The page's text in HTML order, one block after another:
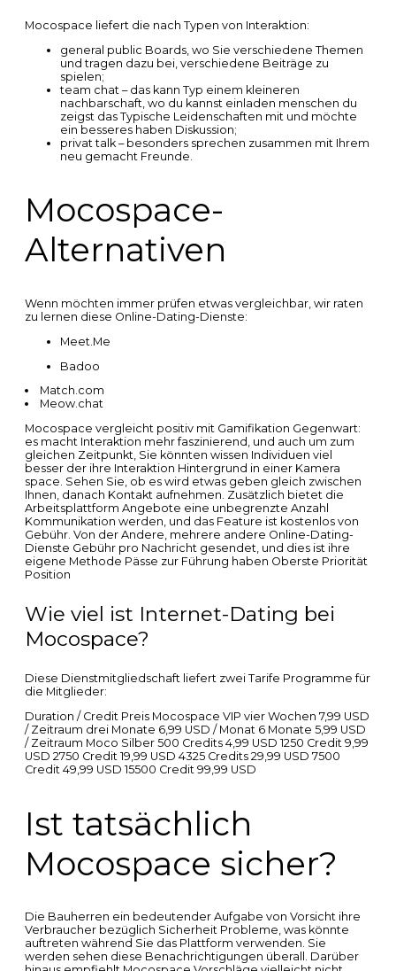
Mocospace liefert die nach Typen von Interaktion:
general public Boards, wo Sie verschiedene Themen
und tragen dazu bei, verschiedene Beiträge zu
spielen;
team chat – das kann Typ einem kleineren
nachbarschaft, wo du kannst einladen menschen du
zeigst das Typische Leidenschaften mit und möchte
ein besseres haben Diskussion;
privat talk – besonders sprechen zusammen mit Ihrem
neu gemacht Freunde.
Mocospace-
Alternativen
Wenn möchten immer prüfen etwas vergleichbar, wir raten
zu lernen diese Online-Dating-Dienste:
Meet.Me
Badoo
Match.com
Meow.chat
Mocospace vergleicht positiv mit Gamifikation Gegenwart:
es macht Interaktion mehr faszinierend, und auch um zum
gleichen Zeitpunkt, Sie könnten wissen Individuen viel
besser der ihre Interaktion Hintergrund in einer Kamera
space. Sehen Sie, ob es wird etwas geben gleich zwischen
Ihnen, danach Kontakt aufnehmen. Zusätzlich bietet die
Arbeitsplattform Angebote eine unbegrenzte Anzahl
Kommunikation werden, und das Feature ist kostenlos von
Gebühr. Von der Andere, mehrere andere Online-Dating-
Dienste Gebühr pro Nachricht gesendet, und dies ist ihre
eigene Methode Pässe zur Führung haben Oberste Priorität
Position
Wie viel ist Internet-Dating bei
Mocospace?
Diese Dienstmitgliedschaft liefert zwei Tarife Programme für
die Mitglieder:
Duration / Credit Preis Mocospace VIP vier Wochen 7,99 USD
/ Zeitraum drei Monate 6,99 USD / Monat 6 Monate 5,99 USD
/ Zeitraum Moco Silber 500 Credits 4,99 USD 1250 Credit 9,99
USD 2750 Credit 19,99 USD 4325 Credits 29,99 USD 7500
Credit 49,99 USD 15500 Credit 99,99 USD
Ist tatsächlich
Mocospace sicher?
Die Bauherren ein bedeutender Aufgabe von Vorsicht ihre
Verbraucher bezüglich Sicherheit Probleme, was könnte
auftreten während Sie das Plattform verwenden. Sie
werden sehen diese Benachrichtigungen überall. Darüber